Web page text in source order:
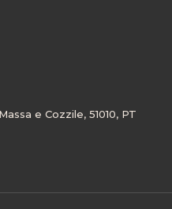
e Cozzile, 51010, PT